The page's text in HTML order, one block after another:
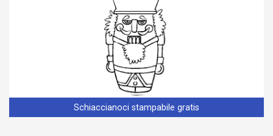
Schiaccianoci stampabile gratis